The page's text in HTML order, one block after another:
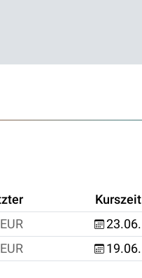
Kurszeit
EUR
23.06.
EUR 19.06.